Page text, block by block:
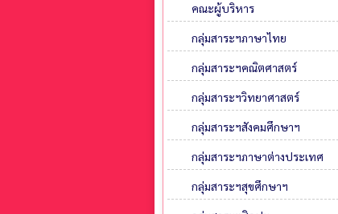
คณะผู้บริหาร
กลุ่มสาระฯภาษาไทย
กลุ่มสาระฯคณิตศาสตร์
กลุ่มสาระฯวิทยาศาสตร์
กลุ่มสาระฯสังคมศึกษาฯ
กลุ่มสาระฯภาษาต่างประเทศ
กลุ่มสาระฯสุขศึกษาฯ